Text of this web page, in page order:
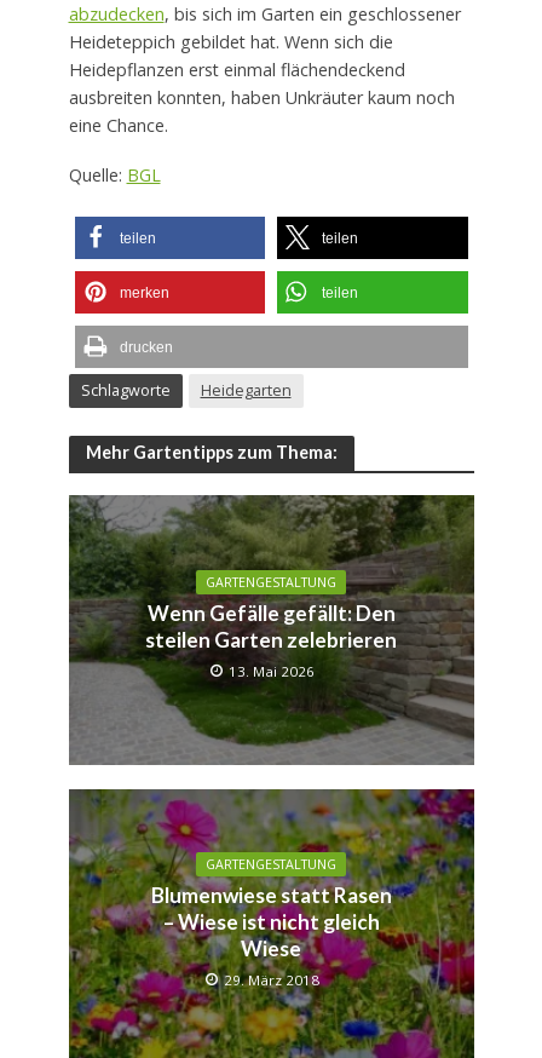
abzudecken, bis sich im Garten ein geschlossener
Heideteppich gebildet hat. Wenn sich die
Heidepflanzen erst einmal flächendeckend
ausbreiten konnten, haben Unkräuter kaum noch
eine Chance.
Quelle: BGL
teilen teilen
merken teilen
drucken
Schlagworte Heidegarten
Mehr Gartentipps zum Thema:
GARTENGESTALTUNG
Wenn Gefälle gefällt: Den
steilen Garten zelebrieren
13. Mai 2026
GARTENGESTALTUNG
Blumenwiese statt Rasen
– Wiese ist nicht gleich
Wiese
29. März 2018